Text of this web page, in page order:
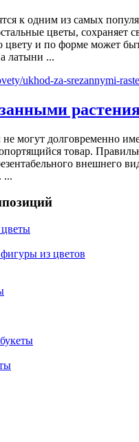
к одним из самых
цветы, сохраняет
цвету и по форме может
латыни ...
могут долговременно
товар.
внешнего
...
из цветов